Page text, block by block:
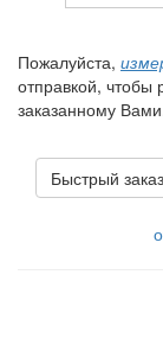
Пожалуйста,
отправкой, чтобы
заказанному
Быстрый заказ